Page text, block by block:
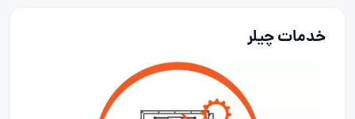
خدمات چیلر